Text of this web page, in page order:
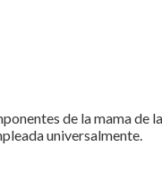
de la mama de
universalmente.